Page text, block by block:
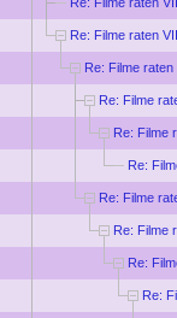
Re: Filme raten
Re: Filme raten
Re: Filme
Re: Filme
Re:
Re: Filme
Re: Filme
Re:
Re: